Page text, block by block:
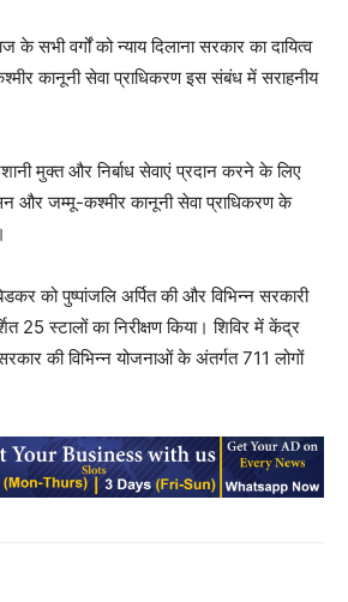
सभी वर्गों को न्याय दिलाना सरकार का दायित्व
कानूनी सेवा प्राधिकरण इस संबंध में सराहनीय
मुक्त और निर्बाध सेवाएं प्रदान करने के लिए
और जम्मू-कश्मीर कानूनी सेवा प्राधिकरण के
को पुष्पांजलि अर्पित की और विभिन्न सरकारी
25 स्टालों का निरीक्षण किया। शिविर में केंद्र
की विभिन्न योजनाओं के अंतर्गत 711 लोगों